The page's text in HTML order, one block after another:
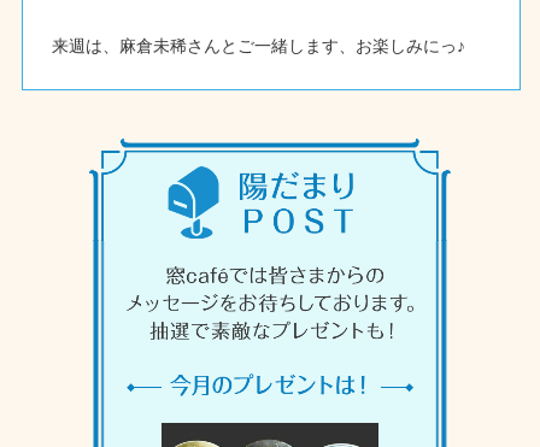
来週は、麻倉未稀さんとご一緒します、お楽しみにっ♪